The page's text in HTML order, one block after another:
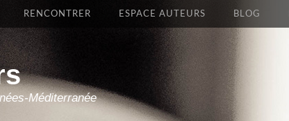
Méditerranée
RENCONTRER ESPACE AUTEURS BLOG